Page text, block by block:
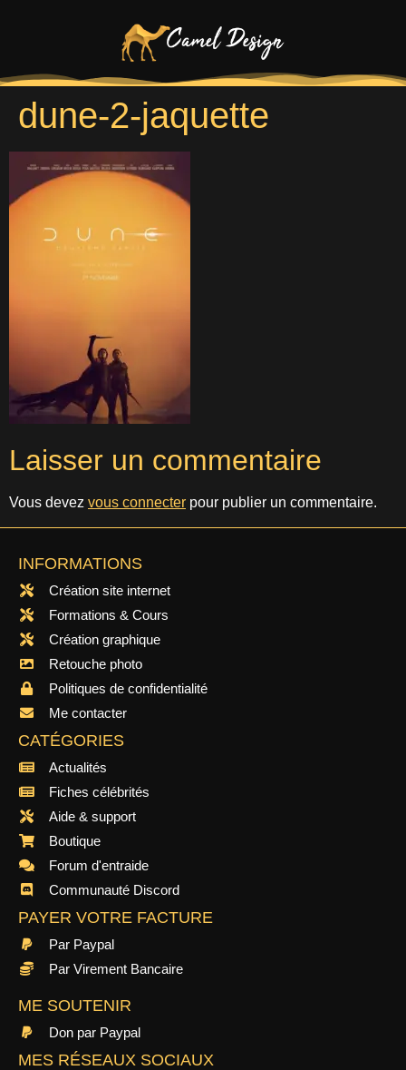
dune-2-jaquette
Laisser un commentaire
Vous devez vous connecter pour publier un commentaire.
INFORMATIONS
Création site internet
Formations & Cours
Création graphique
Retouche photo
Politiques de confidentialité
Me contacter
CATÉGORIES
Actualités
Fiches célébrités
Aide & support
Boutique
Forum d'entraide
Communauté Discord
PAYER VOTRE FACTURE
Par Paypal
Par Virement Bancaire
ME SOUTENIR
Don par Paypal
MES RÉSEAUX SOCIAUX